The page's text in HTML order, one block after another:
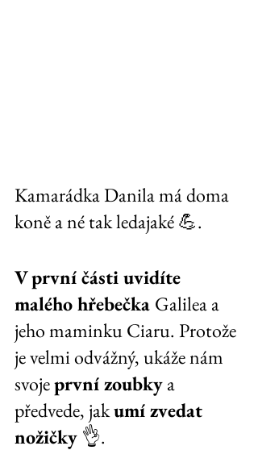
Kamarádka Danila má doma
koně a né tak ledajaké 💪.
V první části uvidíte
malého hřebečka Galilea a
jeho maminku Ciaru. Protože
je velmi odvážný, ukáže nám
svoje první zoubky a
předvede, jak umí zvedat
nožičky 👌.